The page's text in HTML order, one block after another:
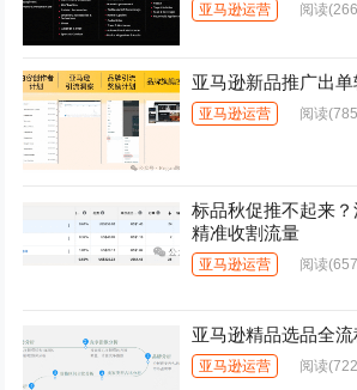
亚马逊运营 阅读
亚马逊新品推广出单
亚马逊运营 阅读
标品秋促推不起来
精准收割流量
亚马逊运营 阅读
亚马逊精品选品全
亚马逊运营 阅读